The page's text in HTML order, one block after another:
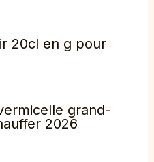
20cl en g pour
grand-
2026